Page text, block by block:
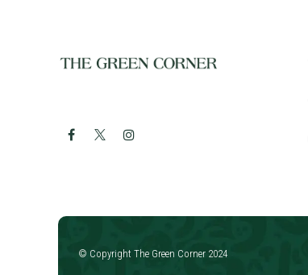
© Copyright The Green Corner 2024